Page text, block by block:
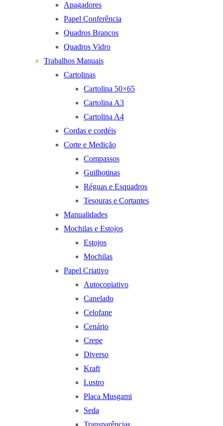
Apagadores
Papel Conferência
Quadros Brancos
Quadros Vidro
Trabalhos Manuais
Cartolinas
Cartolina 50×65
Cartolina A3
Cartolina A4
Cordas e cordéis
Corte e Medição
Compassos
Guilhotinas
Réguas e Esquadros
Tesouras e Cortantes
Manualidades
Mochilas e Estojos
Estojos
Mochilas
Papel Criativo
Autocopiativo
Canelado
Celofane
Cenário
Crepe
Diverso
Kraft
Lustro
Placa Musgami
Seda
Transparências